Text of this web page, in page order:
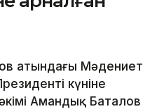
атындағы Мәдениет
күніне
Амандық Баталов